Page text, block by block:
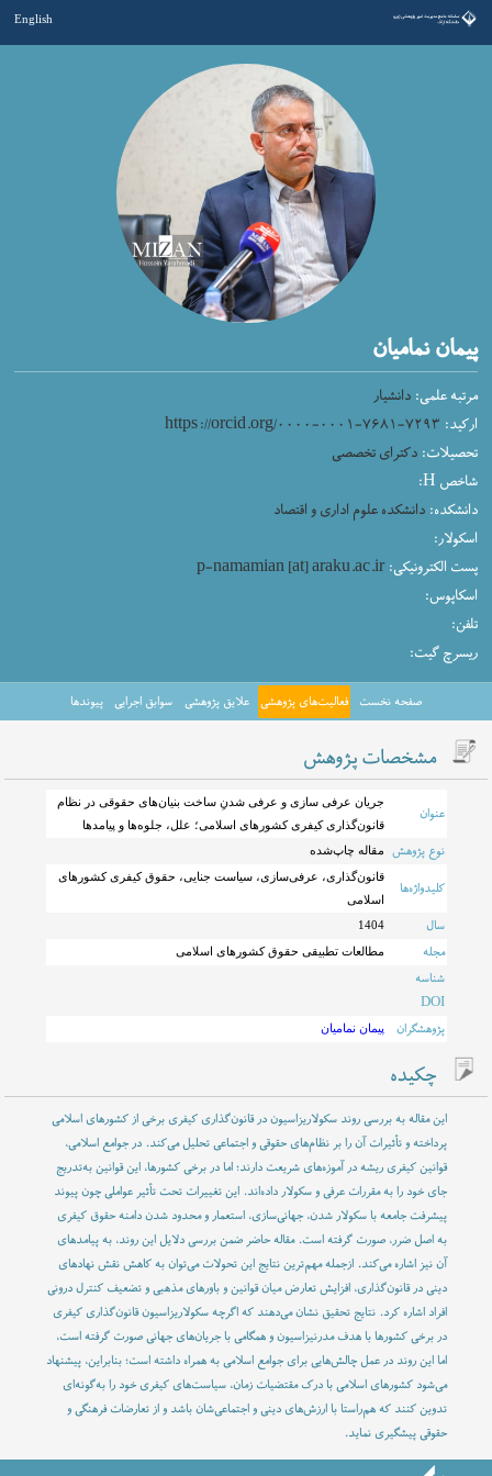
English
پیمان نمامیان
مرتبه علمی: دانشیار
ارکید: https://orcid.org/۰۰۰۰-۰۰۰۱-۷۶۸۱-۷۲۹۳
تحصیلات: دکترای تخصصی
شاخص H:
دانشکده: دانشکده علوم اداری و اقتصاد
اسکولار:
پست الکترونیکی: p-namamian [at] araku.ac.ir
اسکاپوس:
تلفن:
ریسرچ گیت:
صفحه نخست فعالیت‌های پژوهشی علایق پژوهشی سوابق اجرایی پیوندها
مشخصات پژوهش
عنوان
جریان عرفی سازی و عرفی شدنِ ساخت بنیان‌های حقوقی در نظام
قانون‌گذاری کیفری کشورهای اسلامی؛ علل، جلوه‌ها و پیامدها
نوع پژوهش مقاله چاپ‌شده
کلیدواژه‌ها
قانون‌گذاری، عرفی‌سازی، سیاست جنایی، حقوق کیفری کشورهای
اسلامی
سال 1404
مجله مطالعات تطبیقی حقوق کشورهای اسلامی
شناسه
DOI
پژوهشگران
پیمان نمامیان
چکیده
این مقاله به بررسی روند سکولاریزاسیون در قانون‌گذاری کیفری برخی از کشورهای اسلامی
پرداخته و تأثیرات آن را بر نظام‌های حقوقی و اجتماعی تحلیل می‌کند. در جوامع اسلامی،
قوانین کیفری ریشه در آموزه‌های شریعت دارند؛ اما در برخی کشورها، این قوانین به‌تدریج
جای خود را به مقررات عرفی و سکولار داده‌اند. این تغییرات تحت تأثیر عواملی چون پیوند
پیشرفت جامعه با سکولار شدن، جهانی‌سازی، استعمار و محدود شدن دامنه حقوق کیفری
به اصل ضرر، صورت گرفته است. مقاله حاضر ضمن بررسی دلایل این روند، به پیامدهای
آن نیز اشاره می‌کند. ازجمله مهم‌ترین نتایج این تحولات می‌توان به کاهش نقش نهادهای
دینی در قانون‌گذاری، افزایش تعارض میان قوانین و باورهای مذهبی و تضعیف کنترل درونی
افراد اشاره کرد. نتایج تحقیق نشان می‌دهند که اگرچه سکولاریزاسیون قانون‌گذاری کیفری
در برخی کشورها با هدف مدرنیزاسیون و همگامی با جریان‌های جهانی صورت گرفته است،
اما این روند در عمل چالش‌هایی برای جوامع اسلامی به همراه داشته است؛ بنابراین، پیشنهاد
می‌شود کشورهای اسلامی با درک مقتضیات زمان، سیاست‌های کیفری خود را به‌گونه‌ای
تدوین کنند که هم‌راستا با ارزش‌های دینی و اجتماعی‌شان باشد و از تعارضات فرهنگی و
حقوقی پیشگیری نماید.